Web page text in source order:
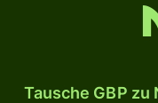
Tausche GBP